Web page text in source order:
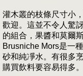
灌木叢的枝條尺寸小
歡迎。這並不令人驚
的組合，果醬和莫爾
Brusniche Mors是一
砂和純凈水。有很多
購買飲料要容易得多。